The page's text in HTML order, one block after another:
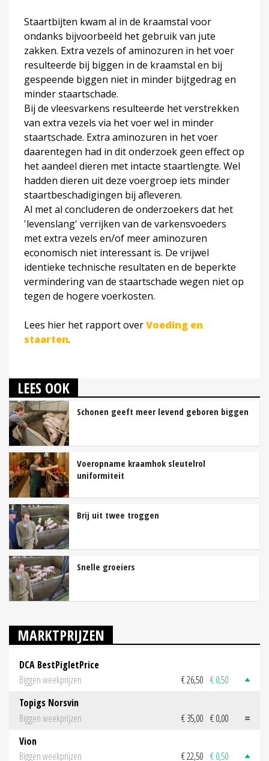
Staartbijten kwam al in de kraamstal voor
ondanks bijvoorbeeld het gebruik van jute
zakken. Extra vezels of aminozuren in het voer
resulteerde bij biggen in de kraamstal en bij
gespeende biggen niet in minder bijtgedrag en
minder staartschade.
Bij de vleesvarkens resulteerde het verstrekken
van extra vezels via het voer wel in minder
staartschade. Extra aminozuren in het voer
daarentegen had in dit onderzoek geen effect op
het aandeel dieren met intacte staartlengte. Wel
hadden dieren uit deze voergroep iets minder
staartbeschadigingen bij afleveren.
Al met al concluderen de onderzoekers dat het
'levenslang' verrijken van de varkensvoeders
met extra vezels en/of meer aminozuren
economisch niet interessant is. De vrijwel
identieke technische resultaten en de beperkte
vermindering van de staartschade wegen niet op
tegen de hogere voerkosten.
Lees hier het rapport overVoeding en
staarten.
LEES OOK
Schonen geeft meer levend geboren biggen
Voeropname kraamhok sleutelrol
uniformiteit
Brij uit twee troggen
Snelle groeiers
MARKTPRIJZEN
DCA BestPigletPrice
Biggen weekprijzen
€ 26,50 € 0,50
Topigs Norsvin
Biggen weekprijzen
€ 35,00 € 0,00
Vion
Biggen weekprijzen
€ 22,50 € 0,50